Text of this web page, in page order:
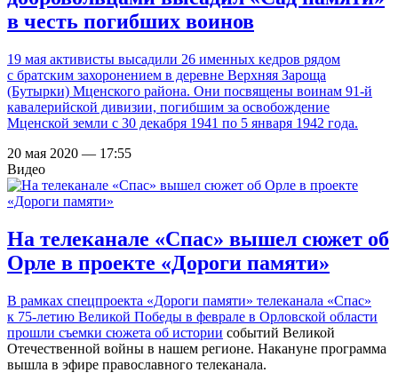
в честь погибших воинов
19 мая активисты высадили 26 именных кедров рядом
с братским захоронением в деревне Верхняя Зароща
(Бутырки) Мценского района. Они посвящены воинам 91-й
кавалерийской дивизии, погибшим за освобождение
Мценской земли с 30 декабря 1941 по 5 января 1942 года.
20 мая 2020 — 17:55
Видео
На телеканале «Спас» вышел сюжет об
Орле в проекте «Дороги памяти»
В рамках спецпроекта «Дороги памяти» телеканала «Спас»
к 75-летию Великой Победы в феврале в Орловской области
прошли съемки сюжета об истории событий Великой
Отечественной войны в нашем регионе. Накануне программа
вышла в эфире православного телеканала.